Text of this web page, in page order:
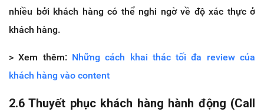
nhiều bởi khách hàng có thể nghi ngờ về độ xác thực ở
khách hàng.
> Xem thêm: Những cách khai thác tối đa review của
khách hàng vào content
2.6 Thuyết phục khách hàng hành động (Call